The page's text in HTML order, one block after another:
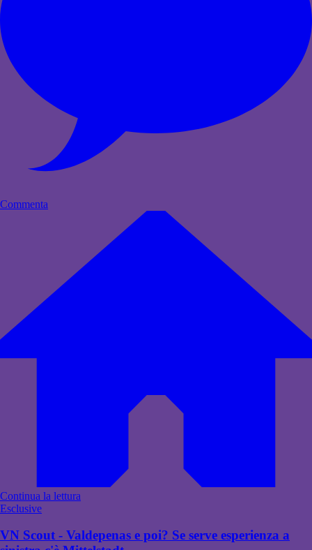
Commenta
Continua la lettura
Esclusive
VN Scout - Valdepenas e poi? Se serve esperienza a